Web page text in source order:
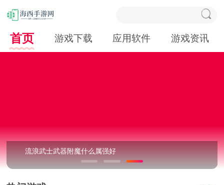
首页 游戏下载 应用软件 游戏资讯
流浪武士武器附魔什么属强好